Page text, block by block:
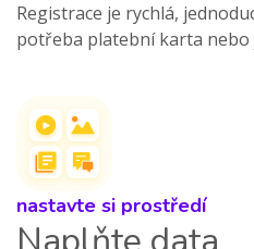
Registrace je rychlá,
potřeba platební karta nebo
nastavte si prostředí